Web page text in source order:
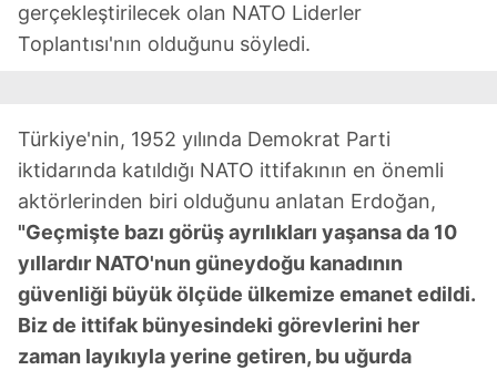
gerçekleştirilecek olan NATO Liderler
Toplantısı'nın olduğunu söyledi.
Türkiye'nin, 1952 yılında Demokrat Parti
iktidarında katıldığı NATO ittifakının en önemli
aktörlerinden biri olduğunu anlatan Erdoğan,
"Geçmişte bazı görüş ayrılıkları yaşansa da 10
yıllardır NATO'nun güneydoğu kanadının
güvenliği büyük ölçüde ülkemize emanet edildi.
Biz de ittifak bünyesindeki görevlerini her
zaman layıkıyla yerine getiren, bu uğurda